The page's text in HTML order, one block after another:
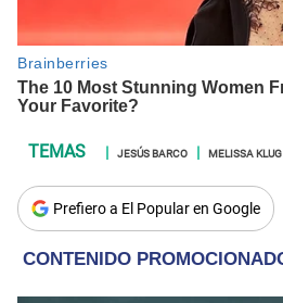
JESÚS BARCO MELISSA KLUG
Prefiero a El Popular en Google